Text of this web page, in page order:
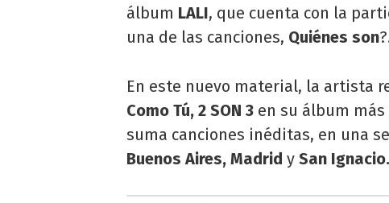
álbum LALI, que cuenta con la
una de las canciones, Quiénes son
En este nuevo material, la artista
Como Tú, 2 SON 3 en su álbum
suma canciones inéditas, en una
Buenos Aires, Madrid y San Ignacio.